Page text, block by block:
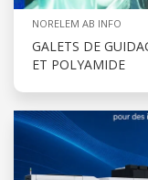
NORELEM AB INFO
GALETS DE
ET POLYAMIDE